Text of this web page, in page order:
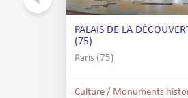
PALAIS DE LA
(75)
Paris (75)
Culture / Monuments